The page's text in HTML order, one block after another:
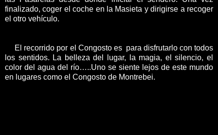
finalizado, coger el coche en la Masieta y dirigirse a recoger
el otro vehículo.
El recorrido por el Congosto es para disfrutarlo con todos
los sentidos. La belleza del lugar, la magia, el silencio, el
color del agua del río…..Uno se siente lejos de este mundo
en lugares como el Congosto de Montrebei.